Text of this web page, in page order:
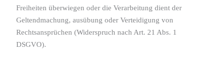
Freiheiten überwiegen oder die Verarbeitung dient der
Geltendmachung, ausübung oder Verteidigung von
Rechtsansprüchen (Widerspruch nach Art. 21 Abs. 1
DSGVO).